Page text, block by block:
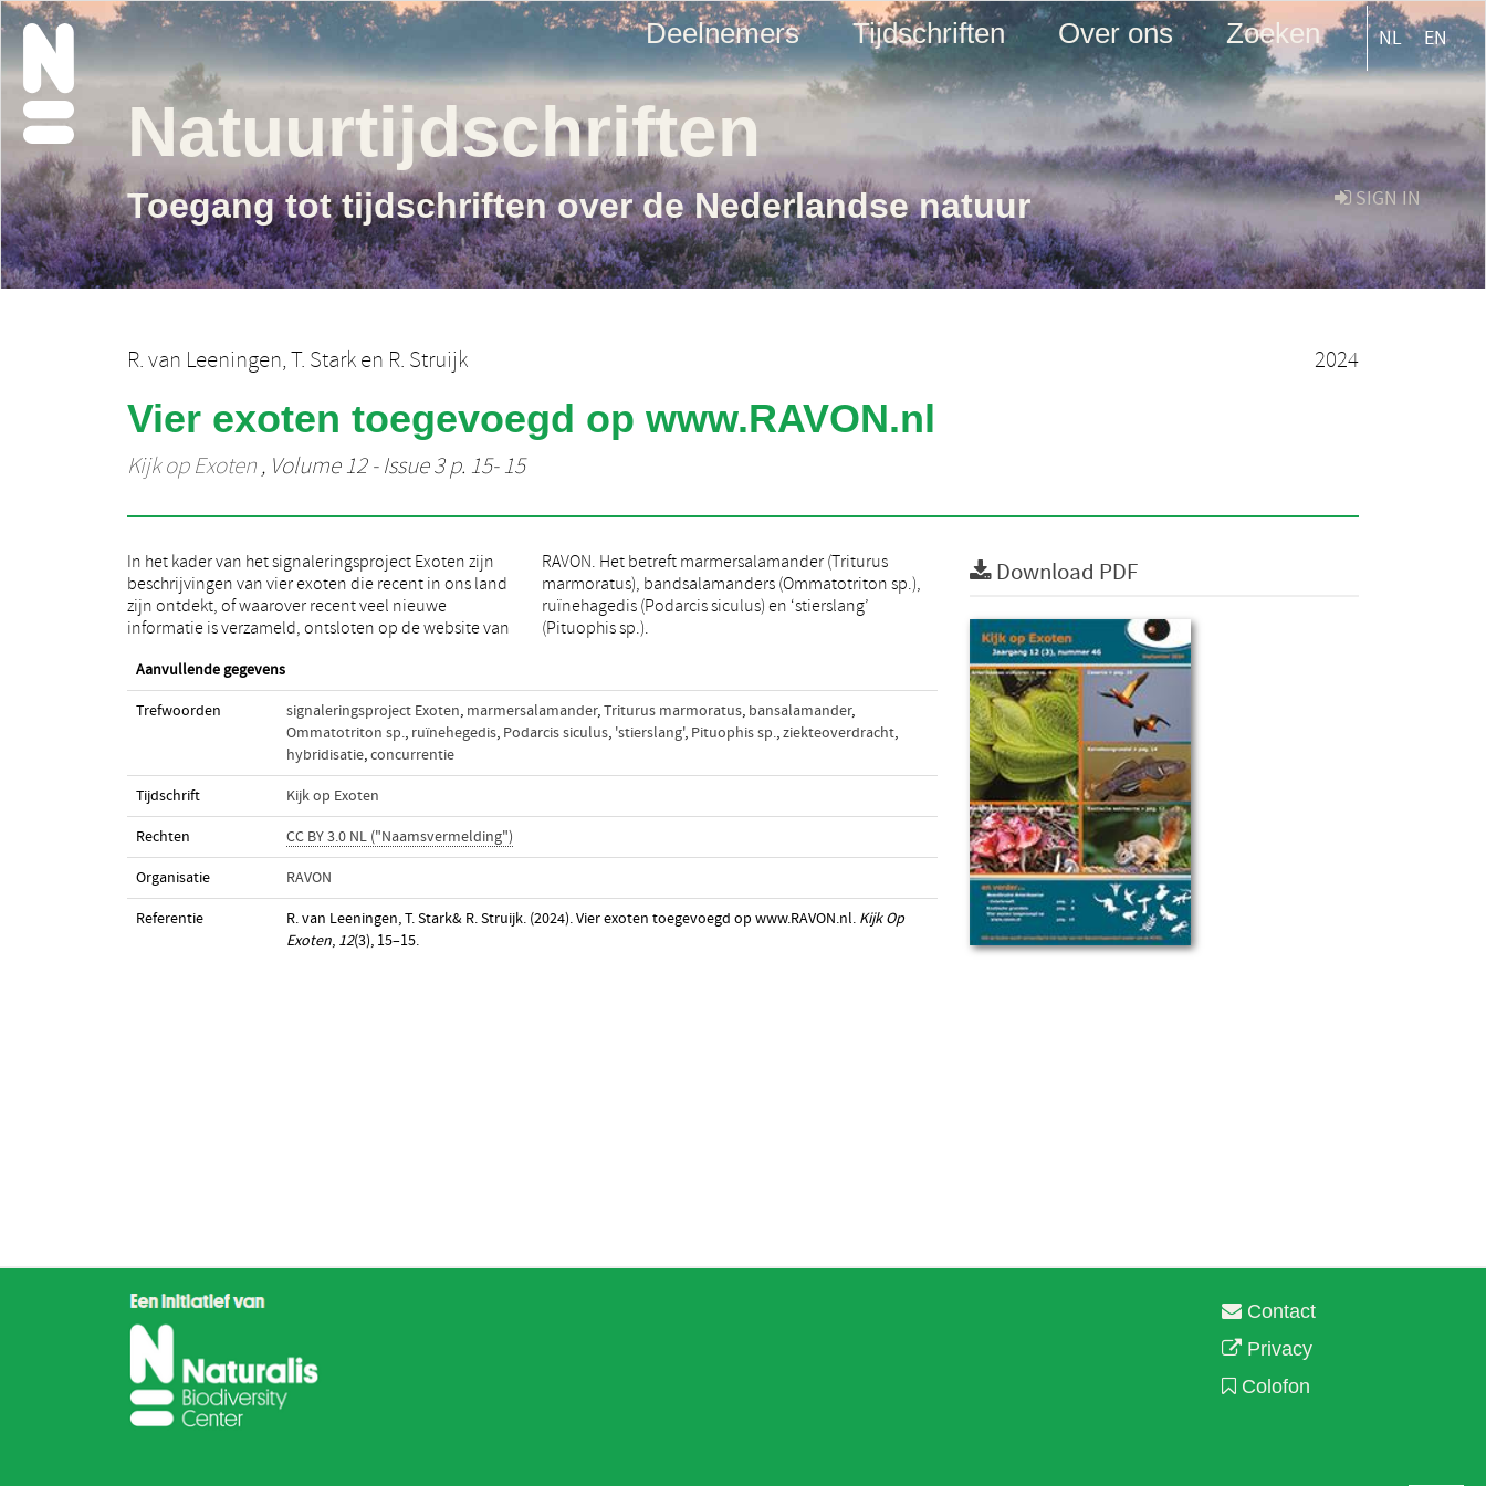
Deelnemers Tijdschriften Over ons Zoeken NL EN
SIGN IN
Natuurtijdschriften
Toegang tot tijdschriften over de Nederlandse natuur
R. van Leeningen,T. Starken R. Struijk 2024
Vier exoten toegevoegd op www.RAVON.nl
Kijk op Exoten, Volume 12 - Issue 3 p. 15- 15
In het kader van het signaleringsproject Exoten zijn
beschrijvingen van vier exoten die recent in ons land
zijn ontdekt, of waarover recent veel nieuwe
informatie is verzameld, ontsloten op de website van
RAVON. Het betreft marmersalamander (Triturus
marmoratus), bandsalamanders (Ommatotriton sp.),
ruïnehagedis (Podarcis siculus) en ‘stierslang’
(Pituophis sp.).
Aanvullende gegevens
Trefwoorden signaleringsproject Exoten, marmersalamander,Triturus marmoratus, bansalamander,
Ommatotriton sp., ruïnehegedis, Podarcis siculus, 'stierslang', Pituophis sp.,ziekteoverdracht,
hybridisatie,concurrentie
Tijdschrift Kijk op Exoten
Rechten CC BY 3.0 NL ("Naamsvermelding")
Organisatie RAVON
Referentie R. van Leeningen, T. Stark& R. Struijk. (2024). Vier exoten toegevoegd op www.RAVON.nl. Kijk Op
Exoten, 12(3), 15–15.
Download PDF
Contact
Privacy
Colofon